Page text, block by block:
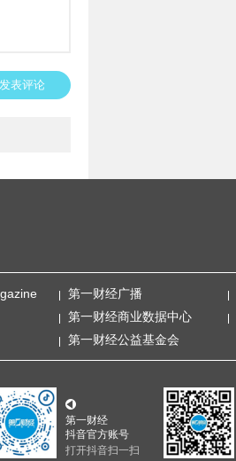
发表评论
第一财经广播
第一财经商业数据中心
第一财经公益基金会
第一财经
抖音官方账号
打开抖音扫一扫